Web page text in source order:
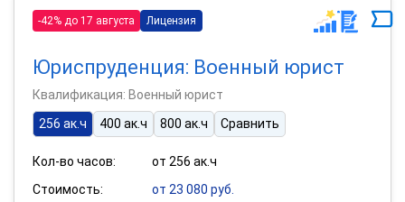
-42% до 17 августа Лицензия
Юриспруденция: Военный юрист
Квалификация: Военный юрист
256 ак.ч
400 ак.ч 800 ак.ч Сравнить
Кол-во часов:
от 256 ак.ч
Стоимость:
от 23 080 руб.